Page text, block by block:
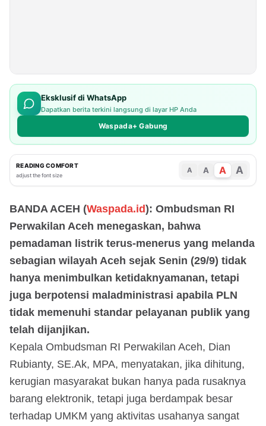
Eksklusif di WhatsApp
Dapatkan berita terkini langsung di layar HP Anda
Waspada+ Gabung
READING COMFORT
adjust the font size
A A A A
BANDA ACEH (Waspada.id): Ombudsman RI
Perwakilan Aceh menegaskan, bahwa
pemadaman listrik terus-menerus yang melanda
sebagian wilayah Aceh sejak Senin (29/9) tidak
hanya menimbulkan ketidaknyamanan, tetapi
juga berpotensi maladministrasi apabila PLN
tidak memenuhi standar pelayanan publik yang
telah dijanjikan.
Kepala Ombudsman RI Perwakilan Aceh, Dian
Rubianty, SE.Ak, MPA, menyatakan, jika dihitung,
kerugian masyarakat bukan hanya pada rusaknya
barang elektronik, tetapi juga berdampak besar
terhadap UMKM yang aktivitas usahanya sangat